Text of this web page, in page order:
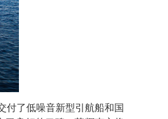
付了低噪音新型引航船和国